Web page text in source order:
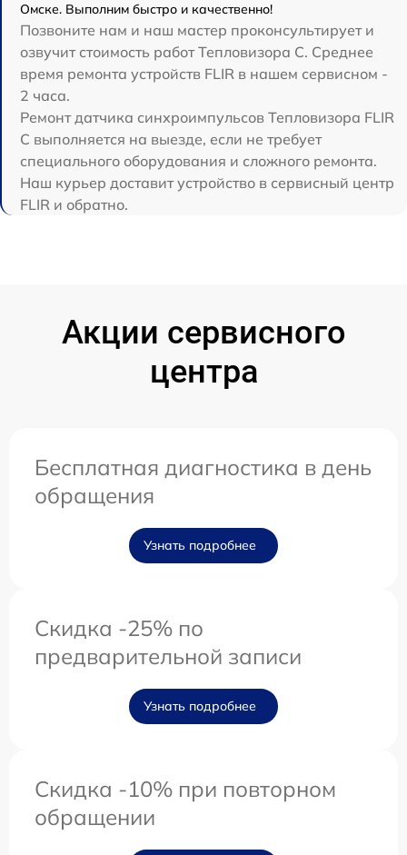
Омске. Выполним быстро и качественно!
Позвоните нам и наш мастер проконсультирует и
озвучит стоимость работ Тепловизора C. Среднее
время ремонта устройств FLIR в нашем сервисном -
2 часа.
Ремонт датчика синхроимпульсов Тепловизора FLIR
C выполняется на выезде, если не требует
специального оборудования и сложного ремонта.
Наш курьер доставит устройство в сервисный центр
FLIR и обратно.
Акции сервисного
центра
Бесплатная диагностика в день
обращения
Узнать подробнее
Скидка -25% по
предварительной записи
Узнать подробнее
Скидка -10% при повторном
обращении